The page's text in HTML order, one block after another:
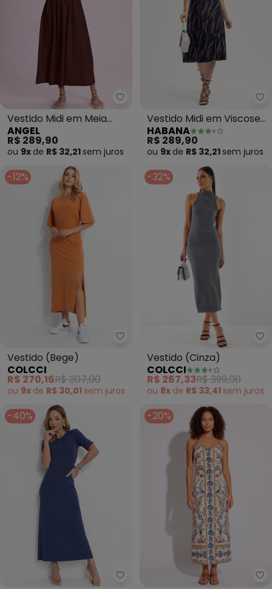
Angel - Vestido Midi em Meia
Vestido Midi em Meia
Malha (Marrom)
ANGEL
R$ 289,90
ou 9x de R$ 32,21 sem juros
Vestido Midi em Viscose
(Preto)
HABANA
R$ 289,90
ou 9x de R$ 32,21 sem juros
-12%
Colcci - Vestido (Bege)
Vestido (Bege)
COLCCI
R$ 270,16R$ 307,00
ou 9x de R$ 30,01 sem juros
-32%
Vestido (Cinza)
COLCCI
R$ 267,33R$ 399,00
ou 8x de R$ 33,41 sem juros
-40%
Colcci - Vestido Canelado
-20%